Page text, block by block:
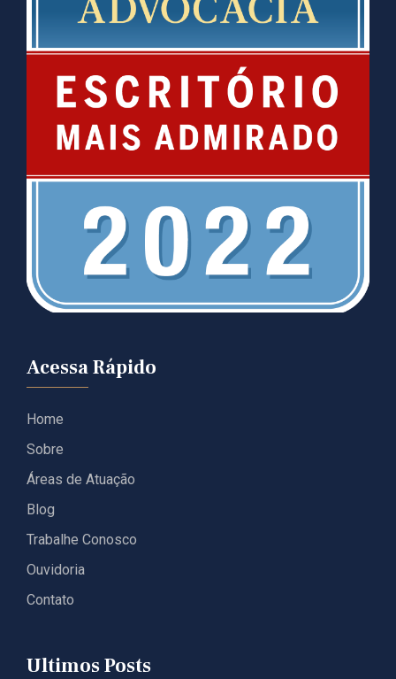
Acessa Rápido
Home
Sobre
Áreas de Atuação
Blog
Trabalhe Conosco
Ouvidoria
Contato
Ultimos Posts